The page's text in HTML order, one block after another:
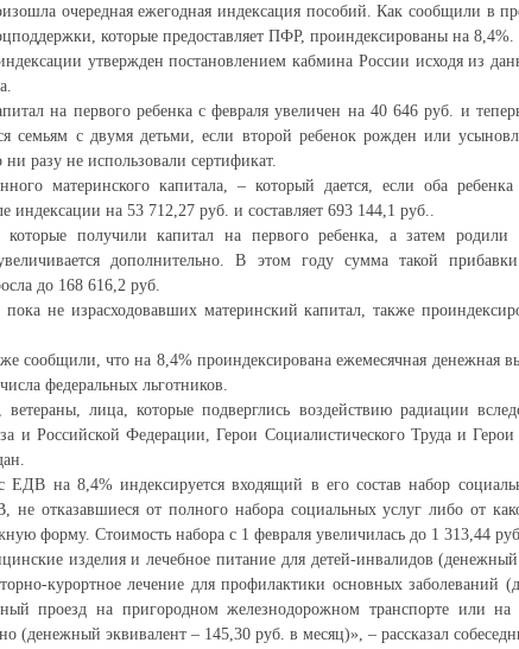
очередная ежегодная индексация пособий. Как сообщили в
которые предоставляет ПФР, проиндексированы на 8,4%.
утвержден постановлением кабмина России исходя из
на первого ребенка с февраля увеличен на 40 646 руб. и
семьям с двумя детьми, если второй ребенок рожден или
разу не использовали сертификат.
материнского капитала, – который дается, если оба
индексации на 53 712,27 руб. и составляет 693 144,1 руб..
которые получили капитал на первого ребенка, а затем
дополнительно. В этом году сумма такой
до 168 616,2 руб.
пока не израсходовавших материнский капитал, также
сообщили, что на 8,4% проиндексирована ежемесячная денежная
федеральных льготников.
лица, которые подверглись воздействию радиации
и Российской Федерации, Герои Социалистического Труда и
ЕДВ на 8,4% индексируется входящий в его состав набор
не отказавшиеся от полного набора социальных услуг либо от
форму. Стоимость набора с 1 февраля увеличилась до 1 313,44
изделия и лечебное питание для детей-инвалидов
курортное лечение для профилактики основных заболеваний
проезд на пригородном железнодорожном транспорте или
(денежный эквивалент – 145,30 руб. в месяц)», – рассказал